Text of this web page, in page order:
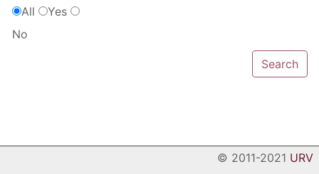
All
Yes
No
© 2011-2021 URV